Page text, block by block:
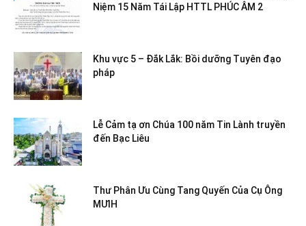
Niệm 15 Năm Tái Lập HTTL PHÚC ÂM 2
Khu vực 5 – Đắk Lắk: Bồi dưỡng Tuyên đạo
pháp
Lễ Cảm tạ ơn Chúa 100 năm Tin Lành truyền
đến Bạc Liêu
Thư Phân Ưu Cùng Tang Quyến Của Cụ Ông
MƯIH